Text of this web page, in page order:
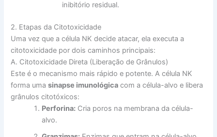
inibitório residual.
2. Etapas da Citotoxicidade
Uma vez que a célula NK decide atacar, ela executa a
citotoxicidade por dois caminhos principais:
A. Citotoxicidade Direta (Liberação de Grânulos)
Este é o mecanismo mais rápido e potente. A célula NK
forma umasinapse imunológica com a célula-alvo e libera
grânulos citotóxicos:
Perforina: Cria poros na membrana da célula-
alvo.